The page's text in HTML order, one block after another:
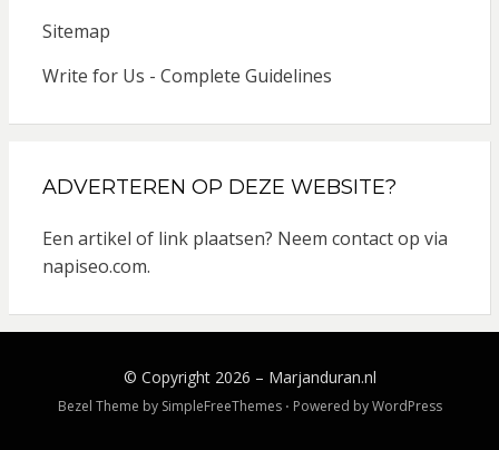
Sitemap
Write for Us - Complete Guidelines
ADVERTEREN OP DEZE WEBSITE?
Een artikel of link plaatsen? Neem contact op via
napiseo.com.
© Copyright 2026 – Marjanduran.nl
Bezel Theme by SimpleFreeThemes ⋅ Powered byWordPress